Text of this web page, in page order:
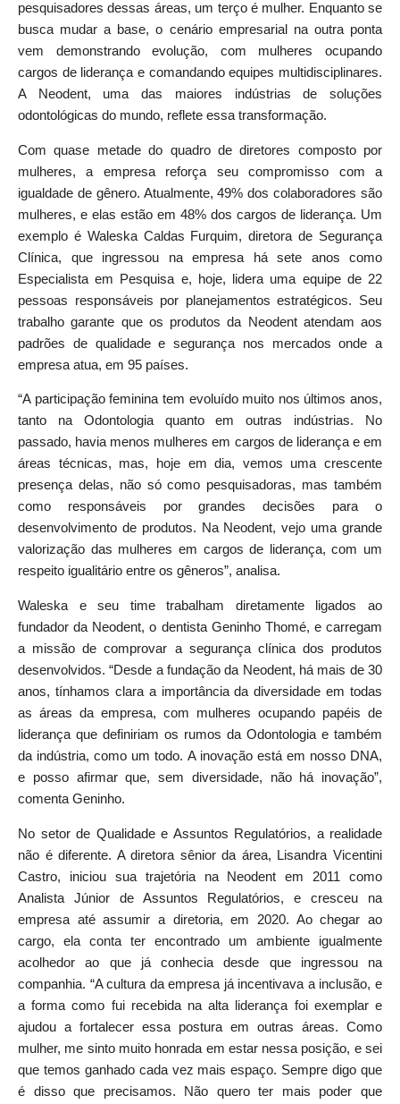
pesquisadores dessas áreas, um terço é mulher. Enquanto se
busca mudar a base, o cenário empresarial na outra ponta
vem demonstrando evolução, com mulheres ocupando
cargos de liderança e comandando equipes multidisciplinares.
A Neodent, uma das maiores indústrias de soluções
odontológicas do mundo, reflete essa transformação.
Com quase metade do quadro de diretores composto por
mulheres, a empresa reforça seu compromisso com a
igualdade de gênero. Atualmente, 49% dos colaboradores são
mulheres, e elas estão em 48% dos cargos de liderança. Um
exemplo é Waleska Caldas Furquim, diretora de Segurança
Clínica, que ingressou na empresa há sete anos como
Especialista em Pesquisa e, hoje, lidera uma equipe de 22
pessoas responsáveis por planejamentos estratégicos. Seu
trabalho garante que os produtos da Neodent atendam aos
padrões de qualidade e segurança nos mercados onde a
empresa atua, em 95 países.
“A participação feminina tem evoluído muito nos últimos anos,
tanto na Odontologia quanto em outras indústrias. No
passado, havia menos mulheres em cargos de liderança e em
áreas técnicas, mas, hoje em dia, vemos uma crescente
presença delas, não só como pesquisadoras, mas também
como responsáveis por grandes decisões para o
desenvolvimento de produtos. Na Neodent, vejo uma grande
valorização das mulheres em cargos de liderança, com um
respeito igualitário entre os gêneros”, analisa.
Waleska e seu time trabalham diretamente ligados ao
fundador da Neodent, o dentista Geninho Thomé, e carregam
a missão de comprovar a segurança clínica dos produtos
desenvolvidos. “Desde a fundação da Neodent, há mais de 30
anos, tínhamos clara a importância da diversidade em todas
as áreas da empresa, com mulheres ocupando papéis de
liderança que definiriam os rumos da Odontologia e também
da indústria, como um todo. A inovação está em nosso DNA,
e posso afirmar que, sem diversidade, não há inovação”,
comenta Geninho.
No setor de Qualidade e Assuntos Regulatórios, a realidade
não é diferente. A diretora sênior da área, Lisandra Vicentini
Castro, iniciou sua trajetória na Neodent em 2011 como
Analista Júnior de Assuntos Regulatórios, e cresceu na
empresa até assumir a diretoria, em 2020. Ao chegar ao
cargo, ela conta ter encontrado um ambiente igualmente
acolhedor ao que já conhecia desde que ingressou na
companhia. “A cultura da empresa já incentivava a inclusão, e
a forma como fui recebida na alta liderança foi exemplar e
ajudou a fortalecer essa postura em outras áreas. Como
mulher, me sinto muito honrada em estar nessa posição, e sei
que temos ganhado cada vez mais espaço. Sempre digo que
é disso que precisamos. Não quero ter mais poder que